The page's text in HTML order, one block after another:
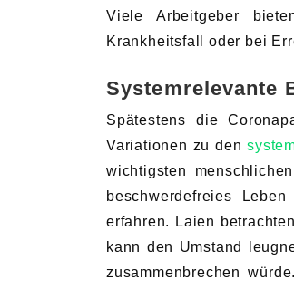
Viele Arbeitgeber
Krankheitsfall oder bei
Systemrelevante
Spätestens die
Variationen zu den
wichtigsten
beschwerdefreies
erfahren. Laien
kann den Umstand
zusammenbrechen